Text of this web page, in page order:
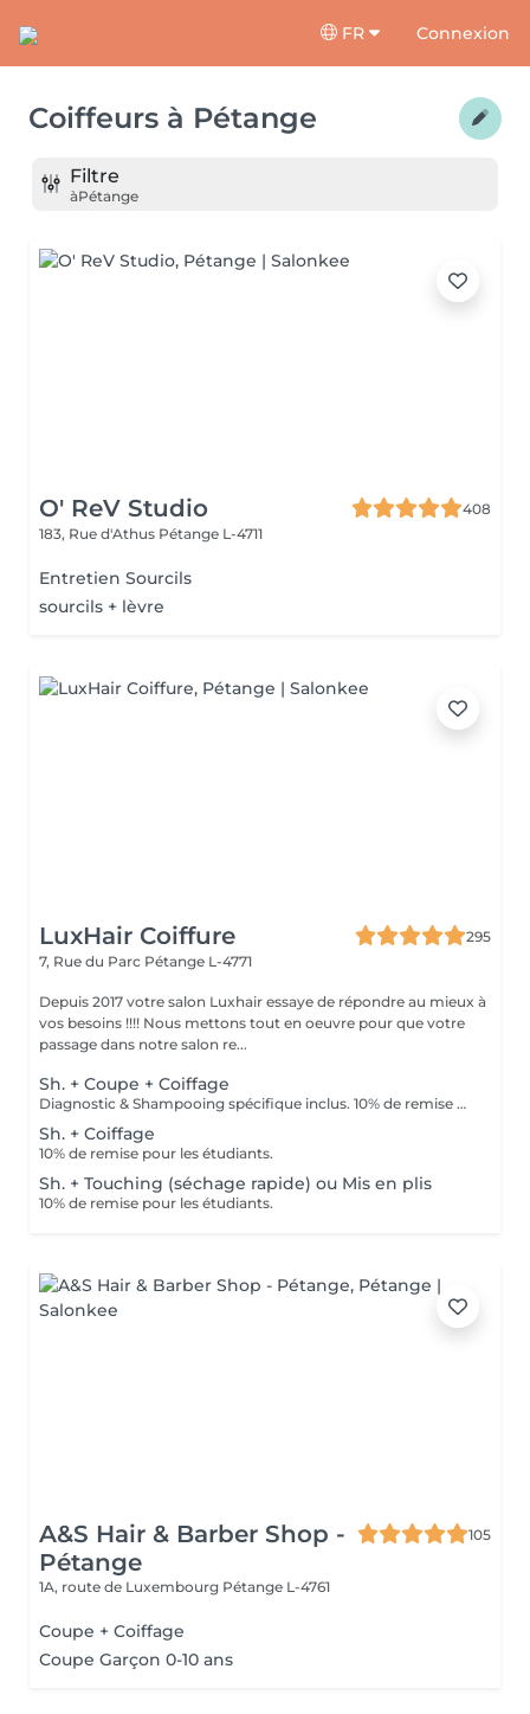
FR Connexion
Coiffeurs à Pétange
Filtre
àPétange
O' ReV Studio
408
183, Rue d'Athus Pétange L-4711
Entretien Sourcils
sourcils + lèvre
LuxHair Coiffure
295
7, Rue du Parc Pétange L-4771
Depuis 2017 votre salon Luxhair essaye de répondre au mieux à
vos besoins !!!! Nous mettons tout en oeuvre pour que votre
passage dans notre salon re...
Sh. + Coupe + Coiffage
Diagnostic & Shampooing spécifique inclus. 10% de remise pour les étudiants (surr présentation d'un justificatif).
Sh. + Coiffage
10% de remise pour les étudiants.
Sh. + Touching (séchage rapide) ou Mis en plis
10% de remise pour les étudiants.
A&S Hair & Barber Shop -
Pétange
105
1A, route de Luxembourg Pétange L-4761
Coupe + Coiffage
Coupe Garçon 0-10 ans